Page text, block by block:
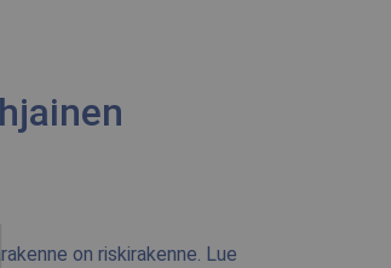
on riskirakenne. Lue